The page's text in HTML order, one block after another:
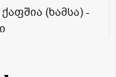
(ხამსა) -